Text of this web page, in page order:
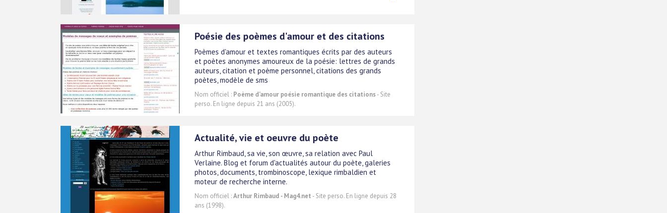
Poésie des poèmes d'amour et des citations
Poèmes d'amour et textes romantiques écrits par des auteurs
et poètes anonymes amoureux de la poésie: lettres de grands
auteurs, citation et poème personnel, citations des grands
poètes, modèle de sms
Nom officiel : Poème d'amour poésie romantique des citations- Site
perso. En ligne depuis 21 ans (2005).
Actualité, vie et oeuvre du poète
Arthur Rimbaud, sa vie, son œuvre, sa relation avec Paul
Verlaine. Blog et forum d'actualités autour du poète, galeries
photos, documents, trombinoscope, lexique rimbaldien et
moteur de recherche interne.
Nom officiel :Arthur Rimbaud - Mag4.net - Site perso. En ligne depuis 28
ans (1998).